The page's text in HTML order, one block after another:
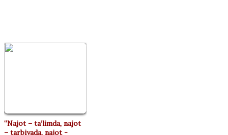
“Najot – ta’limda, najot
– tarbiyada, najot -